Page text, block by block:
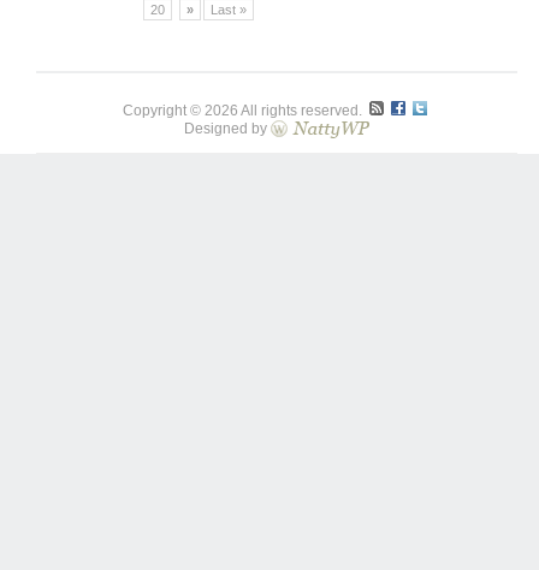
20
» Last »
Copyright © 2026 All rights reserved.
Designed by